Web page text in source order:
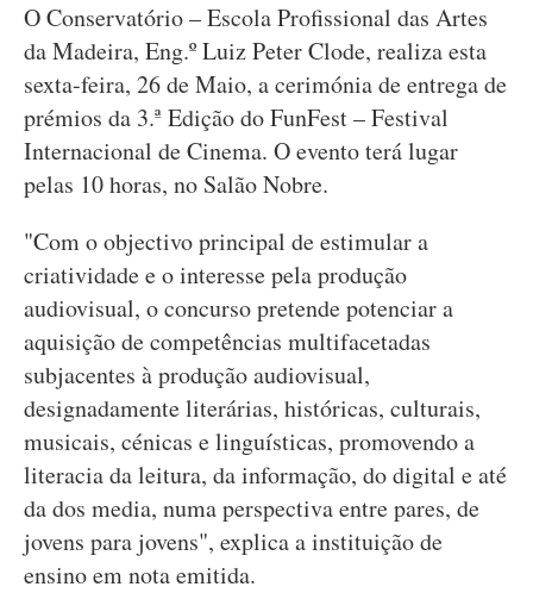
O Conservatório – Escola Profissional das Artes
da Madeira, Eng.º Luiz Peter Clode, realiza esta
sexta-feira, 26 de Maio, a cerimónia de entrega de
prémios da 3.ª Edição do FunFest – Festival
Internacional de Cinema. O evento terá lugar
pelas 10 horas, no Salão Nobre.
"Com o objectivo principal de estimular a
criatividade e o interesse pela produção
audiovisual, o concurso pretende potenciar a
aquisição de competências multifacetadas
subjacentes à produção audiovisual,
designadamente literárias, históricas, culturais,
musicais, cénicas e linguísticas, promovendo a
literacia da leitura, da informação, do digital e até
da dos media, numa perspectiva entre pares, de
jovens para jovens", explica a instituição de
ensino em nota emitida.